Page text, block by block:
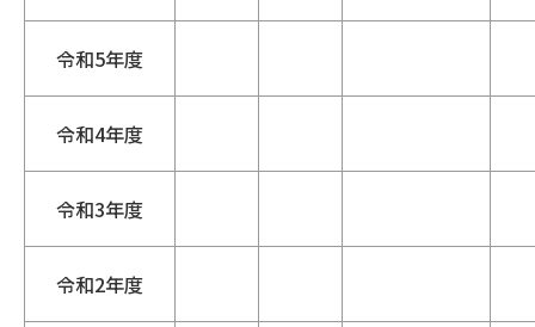
令和5年度
令和4年度
令和3年度
令和2年度